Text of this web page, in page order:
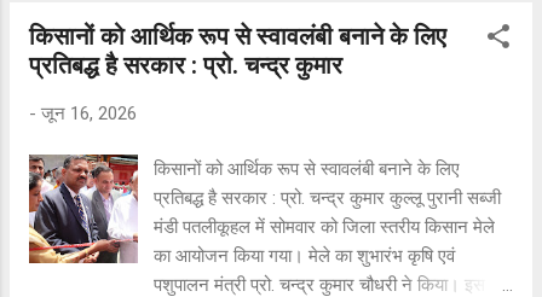
प्रतियोगिताएं, साइकिल व बाइक रैली, नुक्कड़ नाटक,
अंतर्राष्ट्रीय योग दिवस पर विशेष सत्र, "नशा मुक्ति मित्र"
जनजागरूकता अभियान चलाया जाएगा। अभियान का
समापन 26 जून को "अंतर्राष्ट्रीय नशा निषेध एवं अवैध
तस्करी विरोधी दिवस" पर जिला स्तरीय समारोह एवं
स्वयंसेवकों के सम्मान के साथ होगा। इसी क्रम में बुधवार
को नशा मुक्त सप्ताह का शुभारंभ ...
किसानों को आर्थिक रूप से स्वावलंबी बनाने के लिए
प्रतिबद्ध है सरकार : प्रो. चन्द्र कुमार
- जून 16, 2026
किसानों को आर्थिक रूप से स्वावलंबी बनाने के लिए
प्रतिबद्ध है सरकार : प्रो. चन्द्र कुमार कुल्लू पुरानी सब्जी
मंडी पतलीकूहल में सोमवार को जिला स्तरीय किसान मेले
का आयोजन किया गया। मेले का शुभारंभ कृषि एवं
पशुपालन मंत्री प्रो. चन्द्र कुमार चौधरी ने किया। इस